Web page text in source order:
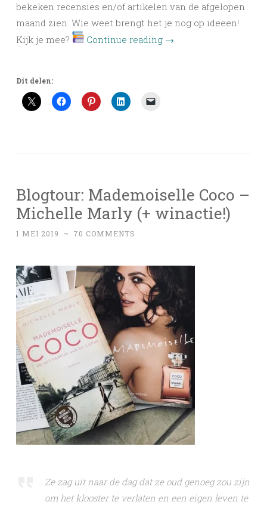
bekeken recensies en/of artikelen van de afgelopen
maand zien. Wie weet brengt het je nog op ideeën!
Kijk je mee?
Continue reading →
Dit delen:
Blogtour: Mademoiselle Coco –
Michelle Marly (+ winactie!)
1 MEI 2019 ~ 70 COMMENTS
Ze zag uit naar de dag dat ze oud genoeg zou zijn
om het klooster te verlaten en een eigen leven te